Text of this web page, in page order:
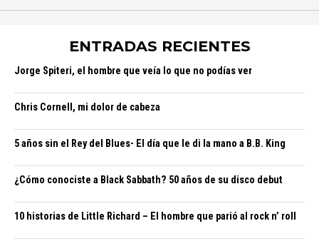
ENTRADAS RECIENTES
Jorge Spiteri, el hombre que veía lo que no podías ver
Chris Cornell, mi dolor de cabeza
5 años sin el Rey del Blues- El día que le di la mano a B.B. King
¿Cómo conociste a Black Sabbath? 50 años de su disco debut
10 historias de Little Richard – El hombre que parió al rock n’ roll